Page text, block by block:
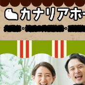
北関東・埼玉の外壁塗装・屋根